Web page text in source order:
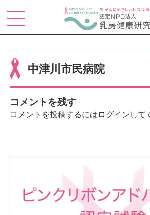
中津川市民病院
コメントを残す
コメントを投稿するには ログイン して